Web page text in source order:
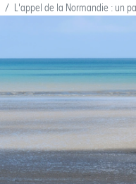
L'appel de la Normandie : un